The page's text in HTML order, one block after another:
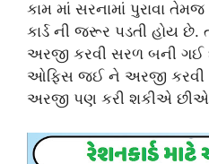
કામ માં સરનામાં પુરાવા
કાર્ડ ની જરૂર પડતી હોય છે.
અરજી કરવી સરળ બની ગઈ
ઓફિસ જઈ ને અરજી કરવી
અરજી પણ કરી શકીએ